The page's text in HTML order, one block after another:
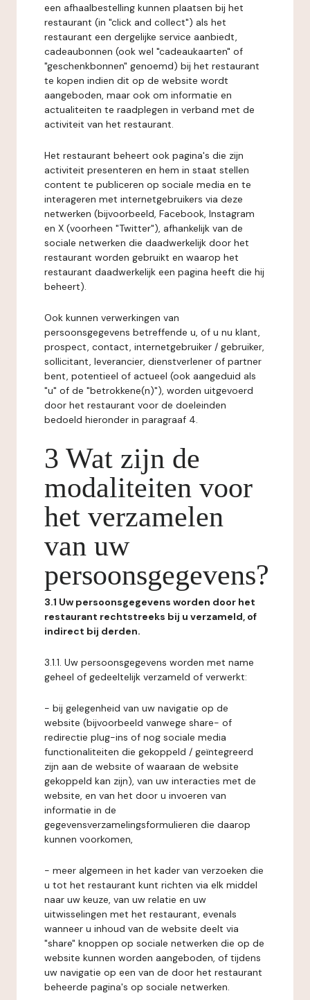
een afhaalbestelling kunnen plaatsen bij het
restaurant (in "click and collect") als het
restaurant een dergelijke service aanbiedt,
cadeaubonnen (ook wel "cadeaukaarten" of
"geschenkbonnen" genoemd) bij het restaurant
te kopen indien dit op de website wordt
aangeboden, maar ook om informatie en
actualiteiten te raadplegen in verband met de
activiteit van het restaurant.
Het restaurant beheert ook pagina's die zijn
activiteit presenteren en hem in staat stellen
content te publiceren op sociale media en te
interageren met internetgebruikers via deze
netwerken (bijvoorbeeld, Facebook, Instagram
en X (voorheen "Twitter"), afhankelijk van de
sociale netwerken die daadwerkelijk door het
restaurant worden gebruikt en waarop het
restaurant daadwerkelijk een pagina heeft die hij
beheert).
Ook kunnen verwerkingen van
persoonsgegevens betreffende u, of u nu klant,
prospect, contact, internetgebruiker / gebruiker,
sollicitant, leverancier, dienstverlener of partner
bent, potentieel of actueel (ook aangeduid als
"u" of de "betrokkene(n)"), worden uitgevoerd
door het restaurant voor de doeleinden
bedoeld hieronder in paragraaf 4.
3 Wat zijn de
modaliteiten voor
het verzamelen
van uw
persoonsgegevens?
3.1 Uw persoonsgegevens worden door het
restaurant rechtstreeks bij u verzameld, of
indirect bij derden.
3.1.1. Uw persoonsgegevens worden met name
geheel of gedeeltelijk verzameld of verwerkt:
- bij gelegenheid van uw navigatie op de
website (bijvoorbeeld vanwege share- of
redirectie plug-ins of nog sociale media
functionaliteiten die gekoppeld / geïntegreerd
zijn aan de website of waaraan de website
gekoppeld kan zijn), van uw interacties met de
website, en van het door u invoeren van
informatie in de
gegevensverzamelingsformulieren die daarop
kunnen voorkomen,
- meer algemeen in het kader van verzoeken die
u tot het restaurant kunt richten via elk middel
naar uw keuze, van uw relatie en uw
uitwisselingen met het restaurant, evenals
wanneer u inhoud van de website deelt via
"share" knoppen op sociale netwerken die op de
website kunnen worden aangeboden, of tijdens
uw navigatie op een van de door het restaurant
beheerde pagina's op sociale netwerken.